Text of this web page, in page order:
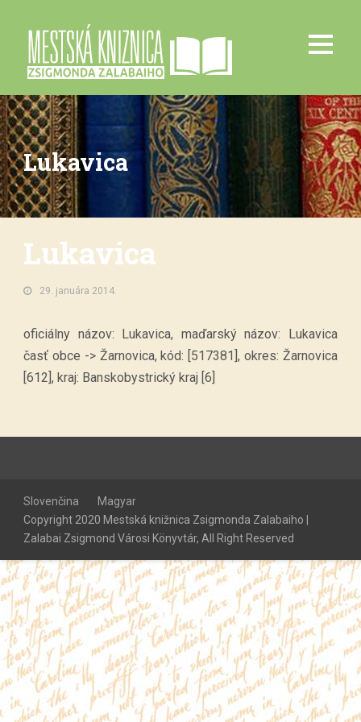
Lukavica
Lukavica
29. januára 2014.
oficiálny názov: Lukavica, maďarský názov: Lukavica
časť obce -> Žarnovica, kód: [517381], okres: Žarnovica
[612], kraj: Banskobystrický kraj [6]
Slovenčina
Magyar
Copyright 2020 Mestská knižnica Zsigmonda Zalabaiho |
Zalabai Zsigmond Városi Könyvtár, All Right Reserved